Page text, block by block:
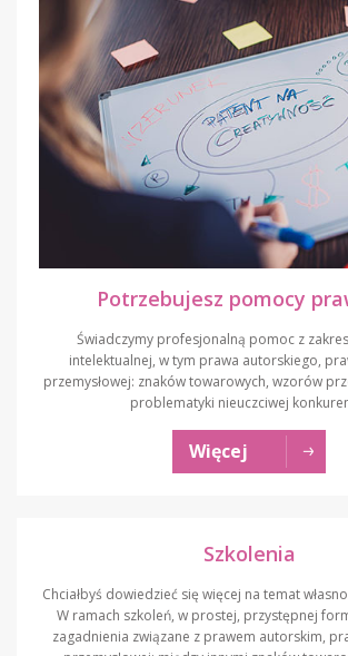
Potrzebujesz pomocy
Świadczymy profesjonalną pomoc z
intelektualnej, w tym prawa autorskiego,
przemysłowej: znaków towarowych, wzorów
problematyki nieuczciwej
Więcej
Szkolenia
Chciałbyś dowiedzieć się więcej na temat
W ramach szkoleń, w prostej, przystępnej
zagadnienia związane z prawem autorskim,